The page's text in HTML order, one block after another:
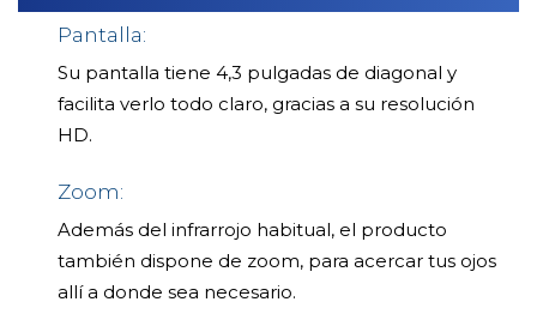
Pantalla:
Su pantalla tiene 4,3 pulgadas de diagonal y
facilita verlo todo claro, gracias a su resolución
HD.
Zoom:
Además del infrarrojo habitual, el producto
también dispone de zoom, para acercar tus ojos
allí a donde sea necesario.